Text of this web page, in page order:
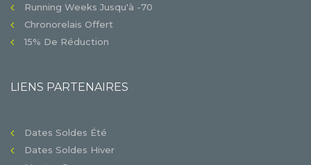
Running Weeks Jusqu'à -70
Chronorelais Offert
15% De Réduction
LIENS PARTENAIRES
Dates Soldes Été
Dates Soldes Hiver